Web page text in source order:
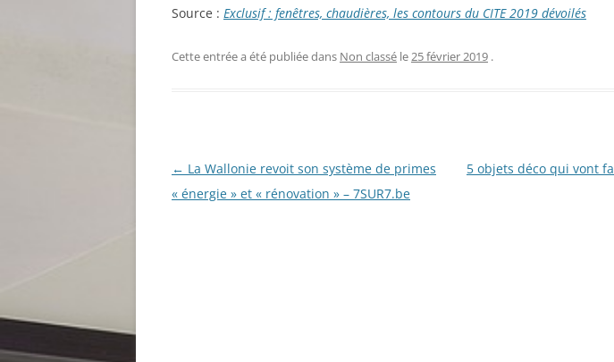
Source : Exclusif : fenêtres, chaudières, les contours du CITE 2019 dévoilés
Cette entrée a été publiée dans Non classé le25 février 2019 .
Navigation
des
← La Wallonie revoit son système de primes
« énergie » et « rénovation » – 7SUR7.be
5 objets déco qui vont